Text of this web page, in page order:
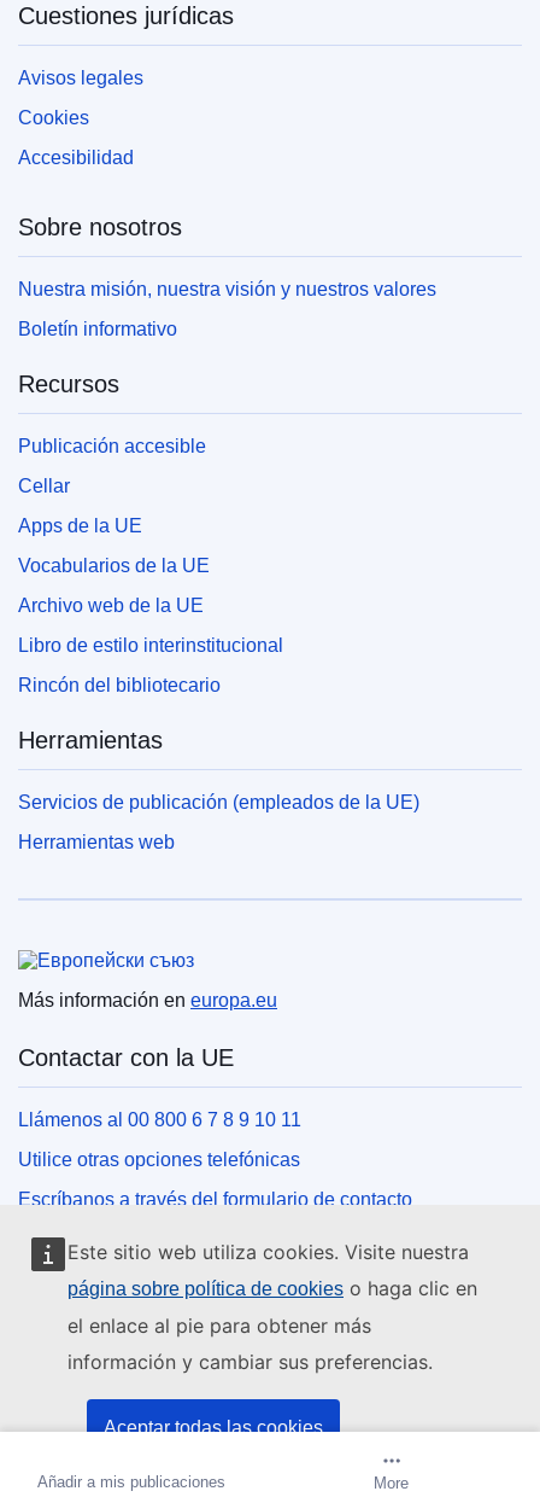
Este sitio web utiliza cookies. Visite nuestra
página sobre política de cookies o haga clic en
el enlace al pie para obtener más
información y cambiar sus preferencias.
Aceptar todas las cookies
Aceptar solo las cookies esenciales
Añadir a mis publicaciones Crear alerta
More
más información sobre cómo imprimir su
frecuentes.
Cuestiones jurídicas
Avisos legales
Cookies
Accesibilidad
Sobre nosotros
Nuestra misión, nuestra visión y nuestros valores
Boletín informativo
Recursos
Publicación accesible
Cellar
Apps de la UE
Vocabularios de la UE
Archivo web de la UE
Libro de estilo interinstitucional
Rincón del bibliotecario
Herramientas
Servicios de publicación (empleados de la UE)
Herramientas web
Más información en europa.eu
Contactar con la UE
Llámenos al 00 800 6 7 8 9 10 11
Utilice otras opciones telefónicas
Escríbanos a través del formulario de contacto
Venga a conocernos a una de las oficinas de la UE
Redes sociales
Buscar los canales de la UE en las redes sociales
Instituciones y organismos de la UE
Buscar todas las instituciones y órganos de la UE